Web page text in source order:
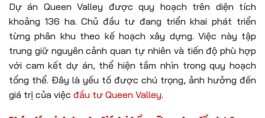
Dự án Queen Valley được quy hoạch trên diện tích
khoảng 136 ha. Chủ đầu tư đang triển khai phát triển
từng phân khu theo kế hoạch xây dựng. Việc này tập
trung giữ nguyên cảnh quan tự nhiên và tiến độ phù hợp
với cam kết dự án, thể hiện tầm nhìn trong quy hoạch
tổng thể. Đây là yếu tố được chú trọng, ảnh hưởng đến
giá trị của việc đầu tư Queen Valley.